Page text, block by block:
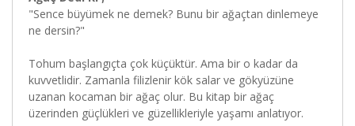
"Sence büyümek ne demek? Bunu bir ağaçtan dinlemeye
ne dersin?"
Tohum başlangıçta çok küçüktür. Ama bir o kadar da
kuvvetlidir. Zamanla filizlenir kök salar ve gökyüzüne
uzanan kocaman bir ağaç olur. Bu kitap bir ağaç
üzerinden güçlükleri ve güzellikleriyle yaşamı anlatıyor.